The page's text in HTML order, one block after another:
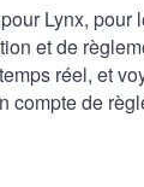
Lynx, pour
et de
réel, et
compte de